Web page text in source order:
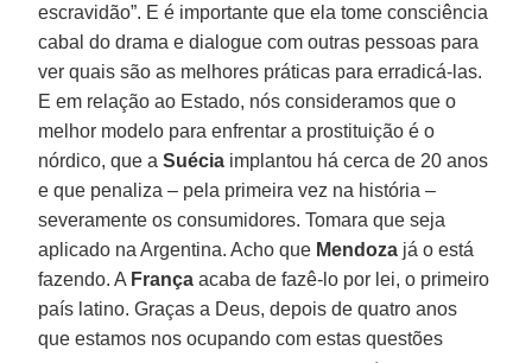
escravidão”. E é importante que ela tome consciência
cabal do drama e dialogue com outras pessoas para
ver quais são as melhores práticas para erradicá-las.
E em relação ao Estado, nós consideramos que o
melhor modelo para enfrentar a prostituição é o
nórdico, que aSuécia implantou há cerca de 20 anos
e que penaliza – pela primeira vez na história –
severamente os consumidores. Tomara que seja
aplicado na Argentina. Acho que Mendoza já o está
fazendo. A França acaba de fazê-lo por lei, o primeiro
país latino. Graças a Deus, depois de quatro anos
que estamos nos ocupando com estas questões